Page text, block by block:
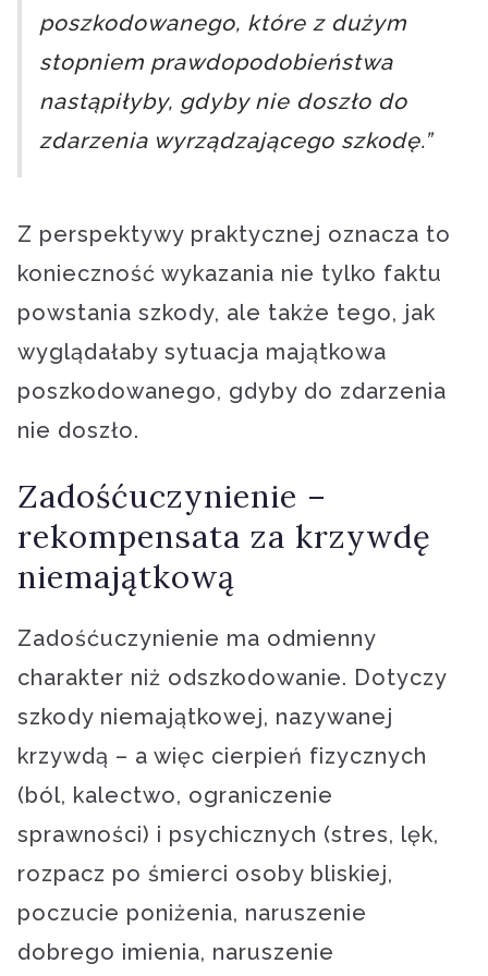
poszkodowanego, które z dużym
stopniem prawdopodobieństwa
nastąpiłyby, gdyby nie doszło do
zdarzenia wyrządzającego szkodę.”
Z perspektywy praktycznej oznacza to
konieczność wykazania nie tylko faktu
powstania szkody, ale także tego, jak
wyglądałaby sytuacja majątkowa
poszkodowanego, gdyby do zdarzenia
nie doszło.
Zadośćuczynienie –
rekompensata za krzywdę
niemajątkową
Zadośćuczynienie ma odmienny
charakter niż odszkodowanie. Dotyczy
szkody niemajątkowej, nazywanej
krzywdą – a więc cierpień fizycznych
(ból, kalectwo, ograniczenie
sprawności) i psychicznych (stres, lęk,
rozpacz po śmierci osoby bliskiej,
poczucie poniżenia, naruszenie
dobrego imienia, naruszenie